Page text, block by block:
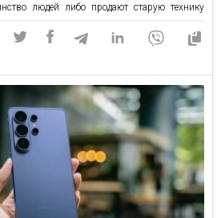
людей либо продают старую технику
либо просто оставляют ее дома. Первый
[…]